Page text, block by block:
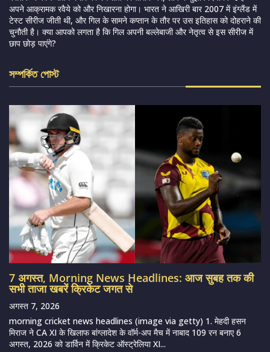
अपने आक्रामक रवैये को और निखारना होगा। भारत ने आखिरी बार 2007 में इंग्लैंड में
टेस्ट सीरीज जीती थी, और गिल के सामने कप्तान के तौर पर उस इतिहास को दोहराने की
चुनौती है। क्या आपको लगता है कि गिल अपनी बल्लेबाजी और नेतृत्व से इस सीरीज में
छाप छोड़ पाएंगे?
সম্পর্কিত পোস্ট
7 अगस्त, Morning News Headlines: आज सुबह तक की
सभी ताजा खबरें क्रिकेट जगत से
अगस्त 7, 2026
morning cricket news headlines (image via getty) 1. मेहदी हसन
मिराज ने CA XI के खिलाफ बांग्लादेश के वॉर्म-अप मैच में नाबाद 109 रन बनाए 6
अगस्त, 2026 को डार्विन में क्रिकेट ऑस्ट्रेलिया XI...